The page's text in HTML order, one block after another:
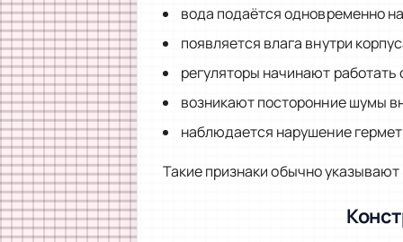
вода подаётся одновременно
появляется влага внутри
регуляторы начинают работать
возникают посторонние шумы
наблюдается нарушение
Такие признаки обычно